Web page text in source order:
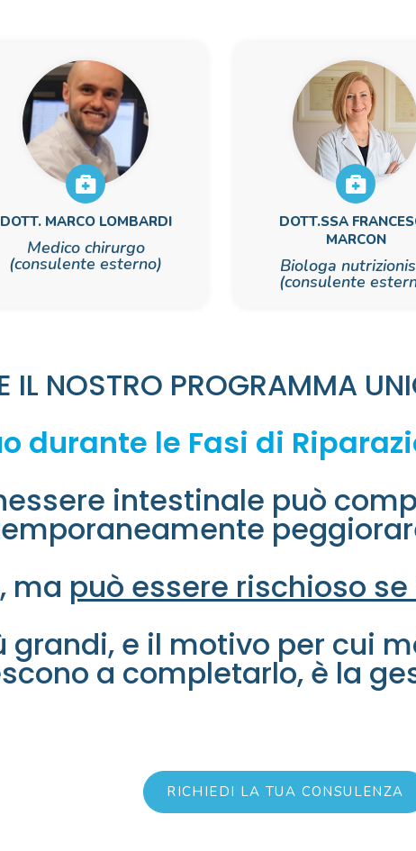
DOTT. MARCO LOMBARDI
Medico chirurgo
(consulente esterno)
DOTT.SSA
MARCON
Biologa
(consulente
IL NOSTRO PROGRAMMA
durante le Fasi di
intestinale può
ma può essere rischioso
grandi, e il motivo per cui
a completarlo, è la
RICHIEDI LA TUA CONSULENZA